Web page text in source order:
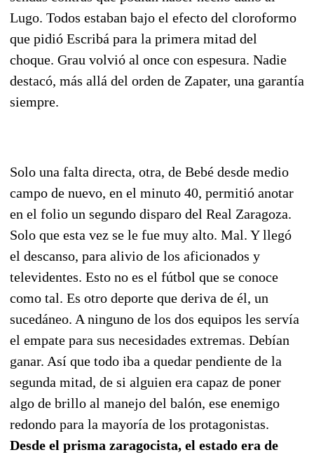
Lugo. Todos estaban bajo el efecto del cloroformo
que pidió Escribá para la primera mitad del
choque. Grau volvió al once con espesura. Nadie
destacó, más allá del orden de Zapater, una garantía
siempre.
Solo una falta directa, otra, de Bebé desde medio
campo de nuevo, en el minuto 40, permitió anotar
en el folio un segundo disparo del Real Zaragoza.
Solo que esta vez se le fue muy alto. Mal. Y llegó
el descanso, para alivio de los aficionados y
televidentes. Esto no es el fútbol que se conoce
como tal. Es otro deporte que deriva de él, un
sucedáneo. A ninguno de los dos equipos les servía
el empate para sus necesidades extremas. Debían
ganar. Así que todo iba a quedar pendiente de la
segunda mitad, de si alguien era capaz de poner
algo de brillo al manejo del balón, ese enemigo
redondo para la mayoría de los protagonistas.
Desde el prisma zaragocista, el estado era de